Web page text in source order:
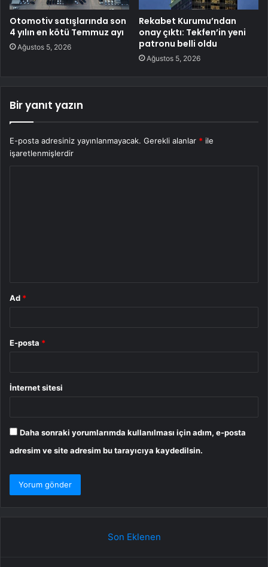
Otomotiv satışlarında son
4 yılın en kötü Temmuz ayı
Ağustos 5, 2026
Rekabet Kurumu’ndan
onay çıktı: Tekfen’in yeni
patronu belli oldu
Ağustos 5, 2026
Bir yanıt yazın
E-posta adresiniz yayınlanmayacak. Gerekli alanlar * ile
işaretlenmişlerdir
Ad *
E-posta *
İnternet sitesi
Daha sonraki yorumlarımda kullanılması için adım, e-posta
adresim ve site adresim bu tarayıcıya kaydedilsin.
Son Eklenen